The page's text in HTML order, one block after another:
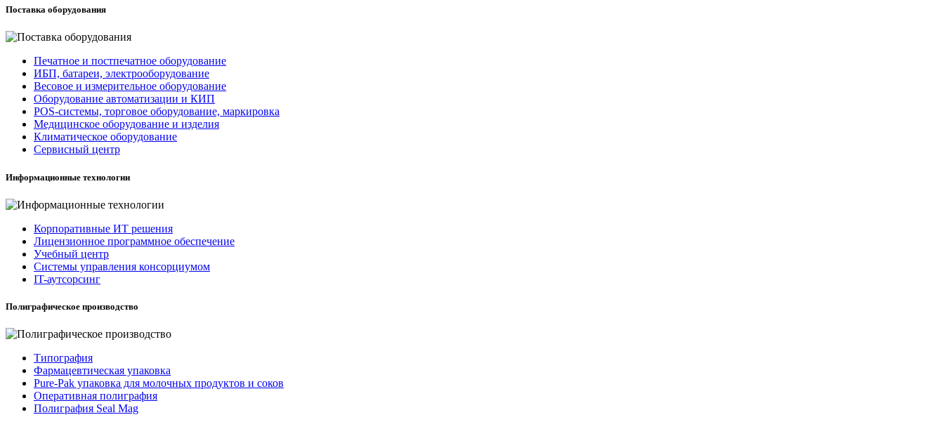
Поставка оборудования
Печатное и постпечатное оборудование
ИБП, батареи, электрооборудование
Весовое и измерительное оборудование
Оборудование автоматизации и КИП
POS-системы, торговое оборудование, маркировка
Медицинское оборудование и изделия
Климатическое оборудование
Сервисный центр
Информационные технологии
Корпоративные ИТ решения
Лицензионное программное обеспечение
Учебный центр
Системы управления консорциумом
IT-аутсорсинг
Полиграфическое производство
Типография
Фармацевтическая упаковка
Pure-Pak упаковка для молочных продуктов и соков
Оперативная полиграфия
Полиграфия Seal Mag